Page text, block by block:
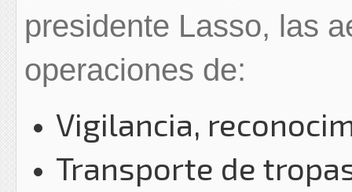
presidente Lasso, las
operaciones de:
Vigilancia,
Transporte de